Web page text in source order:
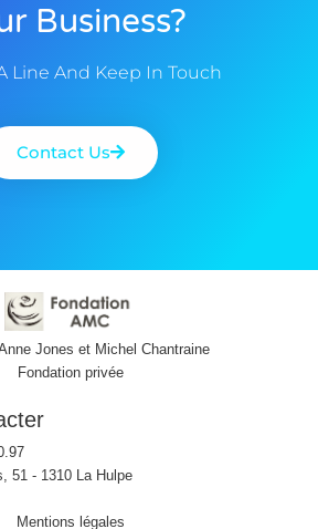
Business?
Line And Keep In Touch
Contact Us
Jones et Michel Chantraine
Fondation privée
51 - 1310 La Hulpe
Mentions légales